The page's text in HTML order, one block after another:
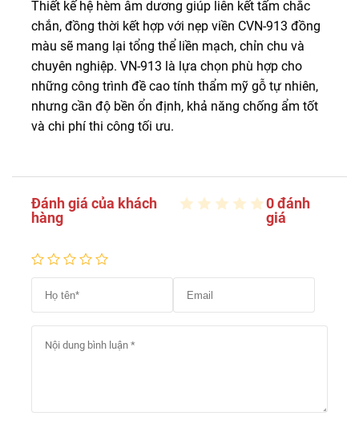
Thiết kế hệ hèm âm dương giúp liên kết tấm chắc
chắn, đồng thời kết hợp với nẹp viền CVN-913 đồng
màu sẽ mang lại tổng thể liền mạch, chỉn chu và
chuyên nghiệp. VN-913 là lựa chọn phù hợp cho
những công trình đề cao tính thẩm mỹ gỗ tự nhiên,
nhưng cần độ bền ổn định, khả năng chống ẩm tốt
và chi phí thi công tối ưu.
Đánh giá của khách
hàng
0 đánh
giá